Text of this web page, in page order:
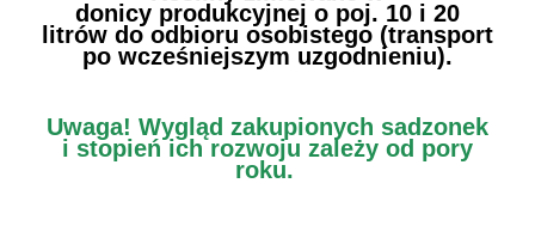
donicy produkcyjnej o poj. 10 i 20
litrów do odbioru osobistego (transport
po wcześniejszym uzgodnieniu).
Uwaga! Wygląd zakupionych sadzonek
i stopień ich rozwoju zależy od pory
roku.